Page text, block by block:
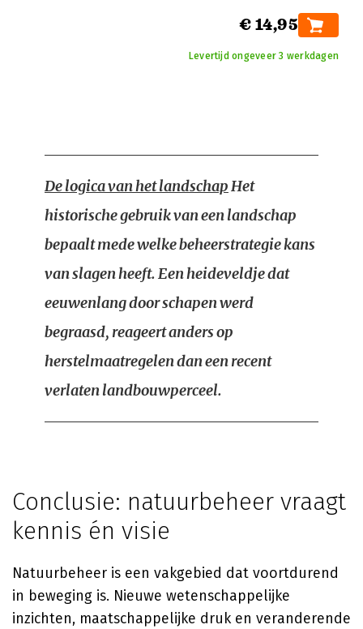
€ 14,95
Levertijd ongeveer 3 werkdagen
De logica van het landschapHet
historische gebruik van een landschap
bepaalt mede welke beheerstrategie kans
van slagen heeft. Een heideveldje dat
eeuwenlang door schapen werd
begraasd, reageert anders op
herstelmaatregelen dan een recent
verlaten landbouwperceel.
Conclusie: natuurbeheer vraagt
kennis én visie
Natuurbeheer is een vakgebied dat voortdurend
in beweging is. Nieuwe wetenschappelijke
inzichten, maatschappelijke druk en veranderende